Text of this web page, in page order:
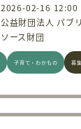
2026-02-16 12:00
公益財団法人 パブ
ソース財団
子育て・わかもの 募